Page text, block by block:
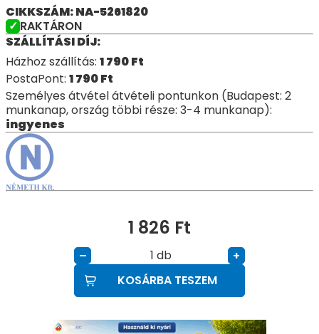
CIKKSZÁM: NA-5261820
RAKTÁRON
SZÁLLÍTÁSI DÍJ:
Házhoz szállítás: 1 790Ft
PostaPont: 1 790Ft
Személyes átvétel átvételi pontunkon (Budapest: 2
munkanap, ország többi része: 3-4 munkanap):
ingyenes
1 826 Ft
– db
+
KOSÁRBA TESZEM